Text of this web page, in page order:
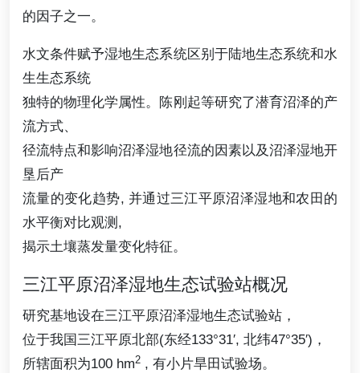
的因子之一。
水文条件赋予湿地生态系统区别于陆地生态系统和水
生生态系统
独特的物理化学属性。陈刚起等研究了潜育沼泽的产
流方式、
径流特点和影响沼泽湿地径流的因素以及沼泽湿地开
垦后产
流量的变化趋势, 并通过三江平原沼泽湿地和农田的
水平衡对比观测,
揭示土壤蒸发量变化特征。
三江平原沼泽湿地生态试验站概况
研究基地设在三江平原沼泽湿地生态试验站，
位于我国三江平原北部(东经133°31′, 北纬47°35′)，
所辖面积为100 hm2 , 有小片旱田试验场。